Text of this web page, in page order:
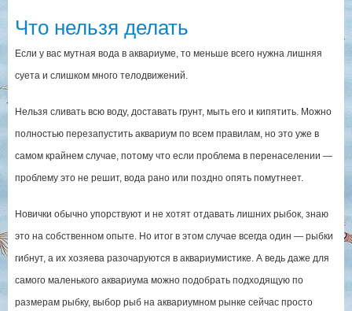
Что нельзя делать
Если у вас мутная вода в аквариуме, то меньше всего нужна лишняя
суета и слишком много телодвижений.
Нельзя сливать всю воду, доставать грунт, мыть его и кипятить. Можно
полностью перезапустить аквариум по всем правилам, но это уже в
самом крайнем случае, потому что если проблема в перенаселении —
проблему это не решит, вода рано или поздно опять помутнеет.
Новички обычно упорствуют и не хотят отдавать лишних рыбок, знаю
это на собственном опыте. Но итог в этом случае всегда один — рыбки
гибнут, а их хозяева разочаруются в аквариумистике. А ведь даже для
самого маленького аквариума можно подобрать подходящую по
размерам рыбку, выбор рыб на аквариумном рынке сейчас просто